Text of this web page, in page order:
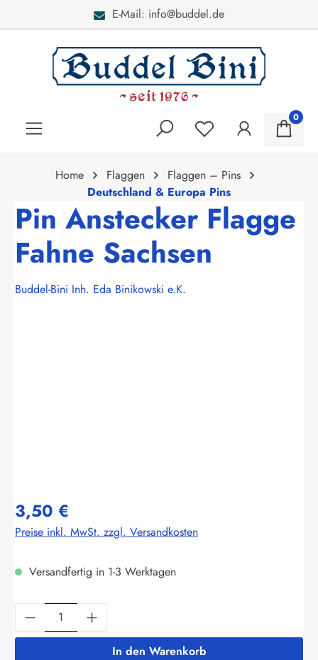
E-Mail: info@buddel.de
0
Home Flaggen
Flaggen – Pins
Deutschland & Europa Pins
Pin Anstecker Flagge
Fahne Sachsen
Buddel-Bini Inh. Eda Binikowski e.K.
3,50 €
Preise inkl. MwSt. zzgl. Versandkosten
Versandfertig in 1-3 Werktagen
Produkt Anzahl: Gib den gewünschten
In den Warenkorb